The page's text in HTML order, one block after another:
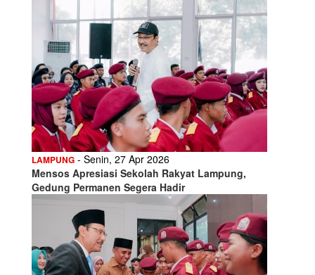
LAMPUNG - Senin, 27 Apr 2026
Mensos Apresiasi Sekolah Rakyat Lampung,
Gedung Permanen Segera Hadir